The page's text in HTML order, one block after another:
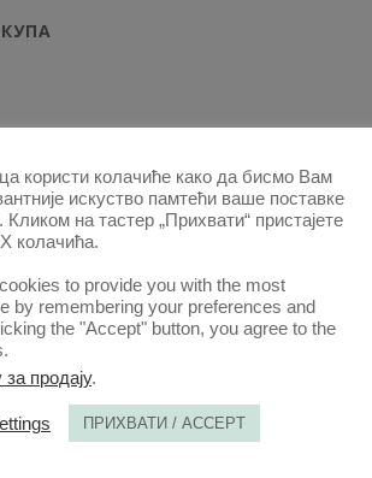
користи колачиће како да бисмо Вам
искуство памтећи ваше поставке
Кликом на тастер „Прихвати“ пристајете
колачића.
to provide you with the most
by remembering your preferences and
the "Accept" button, you agree to the
продају.
ПРИХВАТИ / ACCEPT